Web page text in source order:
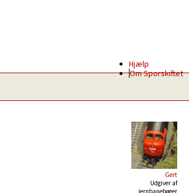
Hjælp
Om Sporskiftet
Gert
Udgiver af
jernbanebøger